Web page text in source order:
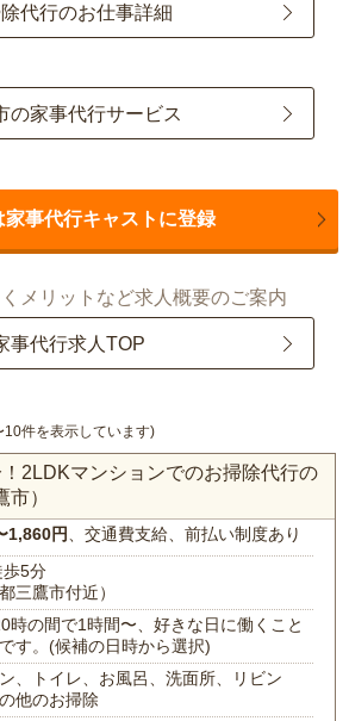
代行のお仕事詳細
の家事代行サービス
家事代行キャストに登録
メリットなど求人概要のご案内
事代行求人TOP
10件を表示しています)
2LDKマンションでのお掃除代行の
）
1,860円、交通費支給、前払い制度あり
歩5分
三鷹市付近）
時の間で1時間〜、好きな日に働くこと
す。(候補の日時から選択)
、トイレ、お風呂、洗面所、リビン
他のお掃除